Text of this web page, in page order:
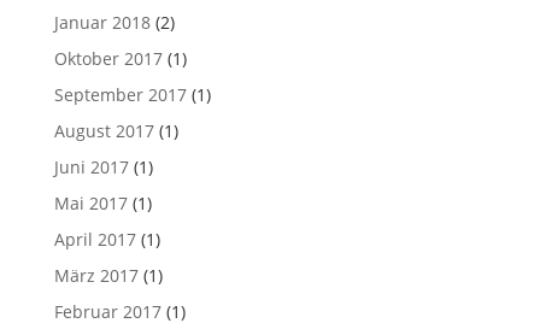
Januar 2018(2)
Oktober 2017(1)
September 2017(1)
August 2017(1)
Juni 2017(1)
Mai 2017(1)
April 2017(1)
März 2017(1)
Februar 2017(1)